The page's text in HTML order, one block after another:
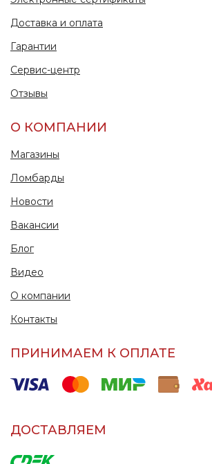
Доставка и оплата
Гарантии
Сервис-центр
Отзывы
О КОМПАНИИ
Магазины
Ломбарды
Новости
Вакансии
Блог
Видео
О компании
Контакты
ПРИНИМАЕМ К ОПЛАТЕ
ДОСТАВЛЯЕМ